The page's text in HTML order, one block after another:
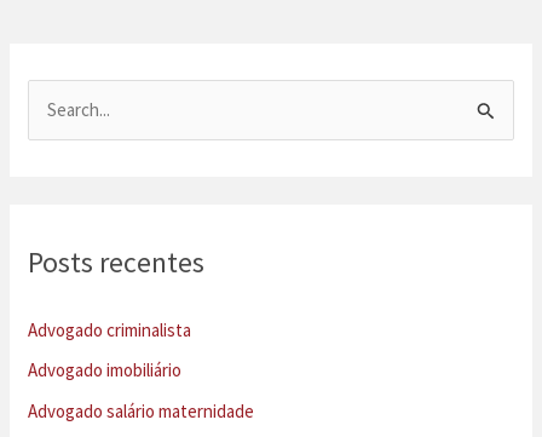
i
p
Posts recentes
Advogado criminalista
Advogado imobiliário
Advogado salário maternidade